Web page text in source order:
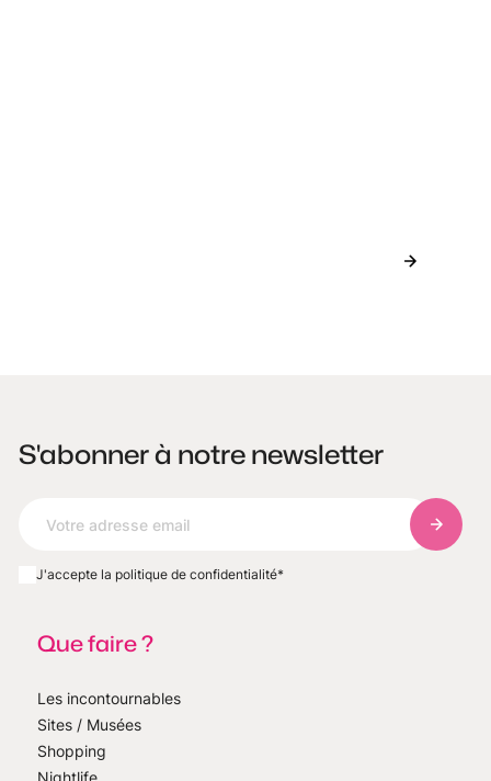
S'abonner à notre newsletter
J'accepte la politique de confidentialité*
Que faire ?
Les incontournables
Sites / Musées
Shopping
Nightlife